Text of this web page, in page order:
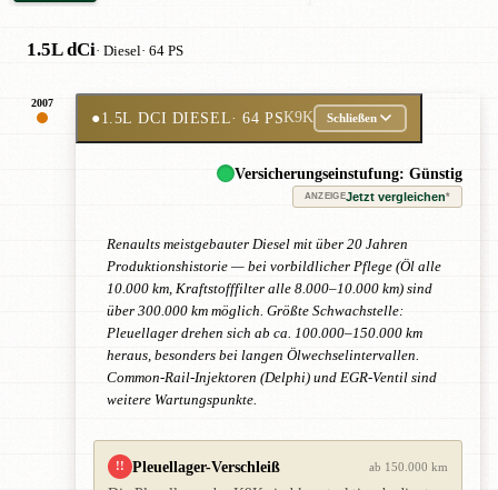
1.5L dCi· Diesel· 64 PS
2007
●1.5L DCI DIESEL· 64 PSK9K Schließen
Versicherungseinstufung: Günstig
ANZEIGEJetzt vergleichen*
Renaults meistgebauter Diesel mit über 20 Jahren
Produktionshistorie — bei vorbildlicher Pflege (Öl alle
10.000 km, Kraftstofffilter alle 8.000–10.000 km) sind
über 300.000 km möglich. Größte Schwachstelle:
Pleuellager drehen sich ab ca. 100.000–150.000 km
heraus, besonders bei langen Ölwechselintervallen.
Common-Rail-Injektoren (Delphi) und EGR-Ventil sind
weitere Wartungspunkte.
!! Pleuellager-Verschleiß ab 150.000 km